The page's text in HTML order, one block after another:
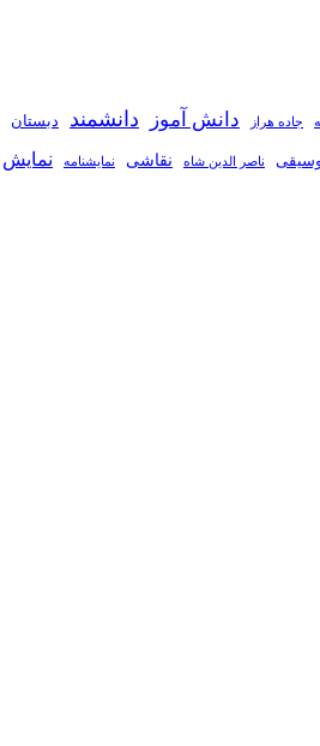
جاده هراز دانش آموز دانشمند دبستان
ناصر الدین شاه نقاشی نمايشنامه نمایش